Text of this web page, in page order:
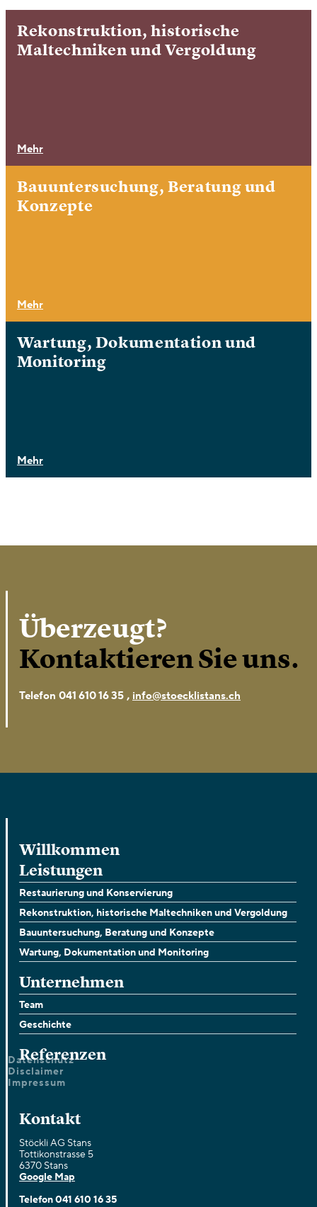
Rekonstruktion, historische
Maltechniken und Vergoldung
Mehr
Bauuntersuchung, Beratung und
Konzepte
Mehr
Wartung, Dokumentation und
Monitoring
Mehr
Überzeugt?
Kontaktieren Sie uns.
Telefon 041 610 16 35 , info@stoecklistans.ch
Willkommen
Leistungen
Restaurierung und Konservierung
Rekonstruktion, historische Maltechniken und Vergoldung
Bauuntersuchung, Beratung und Konzepte
Wartung, Dokumentation und Monitoring
Unternehmen
Team
Geschichte
Referenzen
Datenschutz
Disclaimer
Impressum
Kontakt
Stöckli AG Stans
Tottikonstrasse 5
6370 Stans
Google Map
Telefon041 610 16 35